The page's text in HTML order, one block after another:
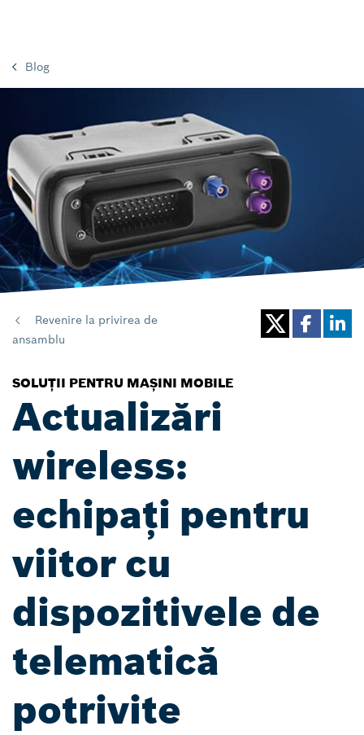
Blog
Revenire la privirea de
ansamblu
SOLUȚII PENTRU MAȘINI MOBILE
Actualizări
wireless:
echipați pentru
viitor cu
dispozitivele de
telematică
potrivite